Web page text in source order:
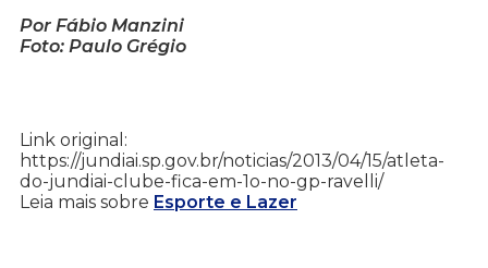
Por Fábio Manzini
Foto: Paulo Grégio
Link original:
https://jundiai.sp.gov.br/noticias/2013/04/15/atleta-
do-jundiai-clube-fica-em-1o-no-gp-ravelli/
Leia mais sobre Esporte e Lazer